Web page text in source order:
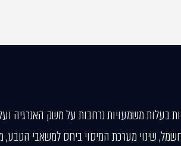
משמעויות נרחבות על משק האנרגיה
שינוי מערכת המיסוי ביחס למשאבי הטבע,